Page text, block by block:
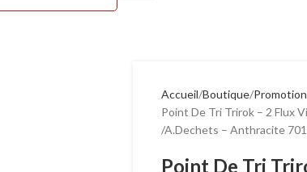
Accueil Boutique
Point De Tri Trirok – 2 Flux
/A.Dechets – Anthracite
Point De Tri